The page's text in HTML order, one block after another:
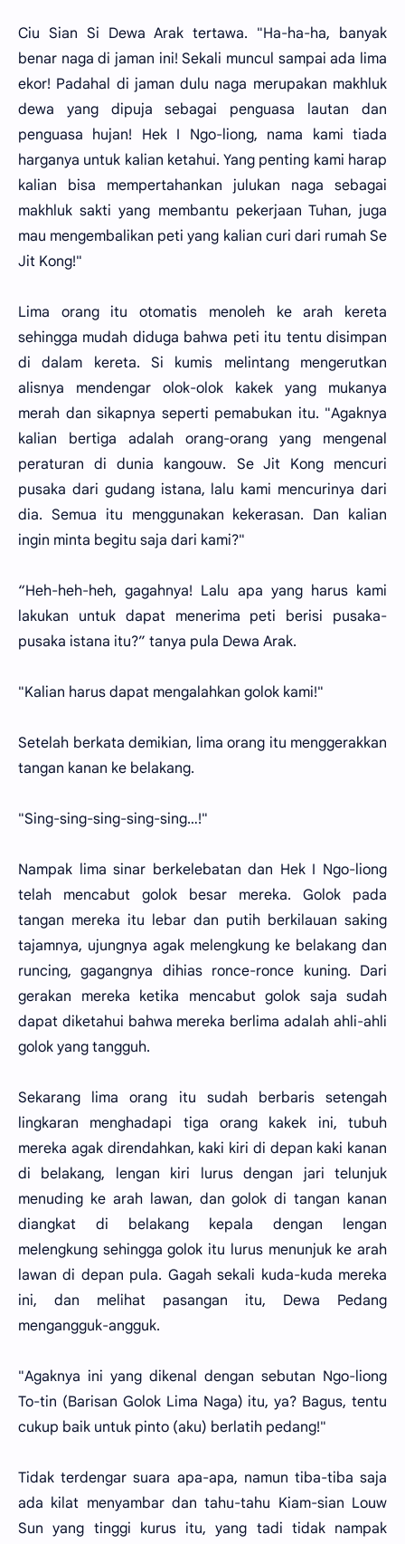
Ciu Sian Si Dewa Arak tertawa. "Ha-ha-ha, banyak
benar naga di jaman ini! Sekali muncul sampai ada lima
ekor! Padahal di jaman dulu naga merupakan makhluk
dewa yang dipuja sebagai penguasa lautan dan
penguasa hujan! Hek I Ngo-liong, nama kami tiada
harganya untuk kalian ketahui. Yang penting kami harap
kalian bisa mempertahankan julukan naga sebagai
makhluk sakti yang membantu pekerjaan Tuhan, juga
mau mengembalikan peti yang kalian curi dari rumah Se
Jit Kong!"
Lima orang itu otomatis menoleh ke arah kereta
sehingga mudah diduga bahwa peti itu tentu disimpan
di dalam kereta. Si kumis melintang mengerutkan
alisnya mendengar olok-olok kakek yang mukanya
merah dan sikapnya seperti pemabukan itu. "Agaknya
kalian bertiga adalah orang-orang yang mengenal
peraturan di dunia kangouw. Se Jit Kong mencuri
pusaka dari gudang istana, lalu kami mencurinya dari
dia. Semua itu menggunakan kekerasan. Dan kalian
ingin minta begitu saja dari kami?"
“Heh-heh-heh, gagahnya! Lalu apa yang harus kami
lakukan untuk dapat menerima peti berisi pusaka-
pusaka istana itu?” tanya pula Dewa Arak.
"Kalian harus dapat mengalahkan golok kami!"
Setelah berkata demikian, lima orang itu menggerakkan
tangan kanan ke belakang.
"Sing-sing-sing-sing-sing…!"
Nampak lima sinar berkelebatan dan Hek I Ngo-liong
telah mencabut golok besar mereka. Golok pada
tangan mereka itu lebar dan putih berkilauan saking
tajamnya, ujungnya agak melengkung ke belakang dan
runcing, gagangnya dihias ronce-ronce kuning. Dari
gerakan mereka ketika mencabut golok saja sudah
dapat diketahui bahwa mereka berlima adalah ahli-ahli
golok yang tangguh.
Sekarang lima orang itu sudah berbaris setengah
lingkaran menghadapi tiga orang kakek ini, tubuh
mereka agak direndahkan, kaki kiri di depan kaki kanan
di belakang, lengan kiri lurus dengan jari telunjuk
menuding ke arah lawan, dan golok di tangan kanan
diangkat di belakang kepala dengan lengan
melengkung sehingga golok itu lurus menunjuk ke arah
lawan di depan pula. Gagah sekali kuda-kuda mereka
ini, dan melihat pasangan itu, Dewa Pedang
mengangguk-angguk.
"Agaknya ini yang dikenal dengan sebutan Ngo-liong
To-tin (Barisan Golok Lima Naga) itu, ya? Bagus, tentu
cukup baik untuk pinto (aku) berlatih pedang!"
Tidak terdengar suara apa-apa, namun tiba-tiba saja
ada kilat menyambar dan tahu-tahu Kiam-sian Louw
Sun yang tinggi kurus itu, yang tadi tidak nampak